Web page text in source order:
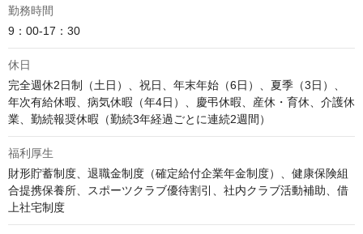
勤務時間
9：00-17：30
休日
完全週休2日制（土日）、祝日、年末年始（6日）、夏季（3日）、
年次有給休暇、病気休暇（年4日）、慶弔休暇、産休・育休、介護休
業、勤続報奨休暇（勤続3年経過ごとに連続2週間）
福利厚生
財形貯蓄制度、退職金制度（確定給付企業年金制度）、健康保険組
合提携保養所、スポーツクラブ優待割引、社内クラブ活動補助、借
上社宅制度